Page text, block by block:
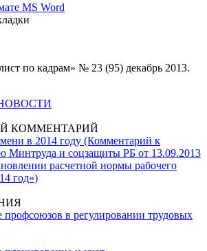
MS Word
по кадрам» № 23 (95) декабрь 2013.
КОММЕНТАРИЙ
в 2014 году (Комментарий к
Минтруда и соцзащиты РБ от 13.09.2013
расчетной нормы рабочего
год»)
профсоюзов в регулировании трудовых